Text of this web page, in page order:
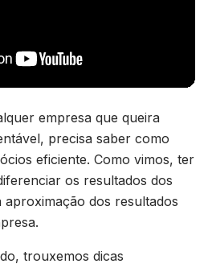
empresa que queira
precisa saber como
eficiente. Como vimos, ter
os resultados dos
dos resultados
trouxemos dicas